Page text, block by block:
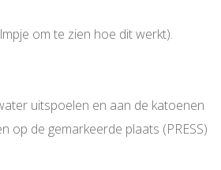
om te zien hoe dit werkt).
uitspoelen en aan de katoenen
de gemarkeerde plaats (PRESS)